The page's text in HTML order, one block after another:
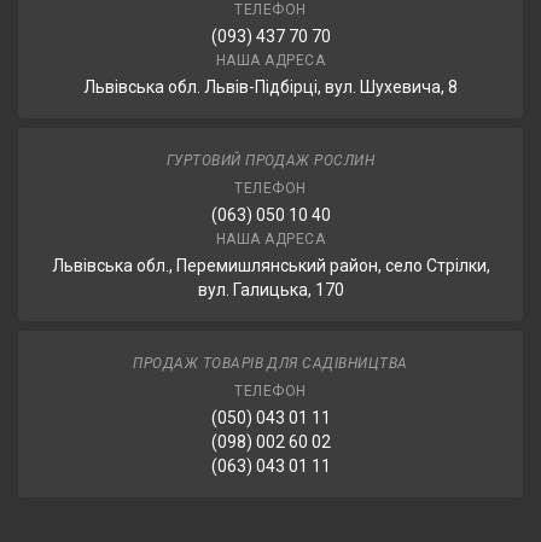
ТЕЛЕФОН
(093) 437 70 70
НАША АДРЕСА
Львівська обл. Львів-Підбірці, вул. Шухевича, 8
ГУРТОВИЙ ПРОДАЖ РОСЛИН
ТЕЛЕФОН
(063) 050 10 40
НАША АДРЕСА
Львівська обл., Перемишлянський район, село Стрілки,
вул. Галицька, 170
ПРОДАЖ ТОВАРІВ ДЛЯ САДІВНИЦТВА
ТЕЛЕФОН
(050) 043 01 11
(098) 002 60 02
(063) 043 01 11